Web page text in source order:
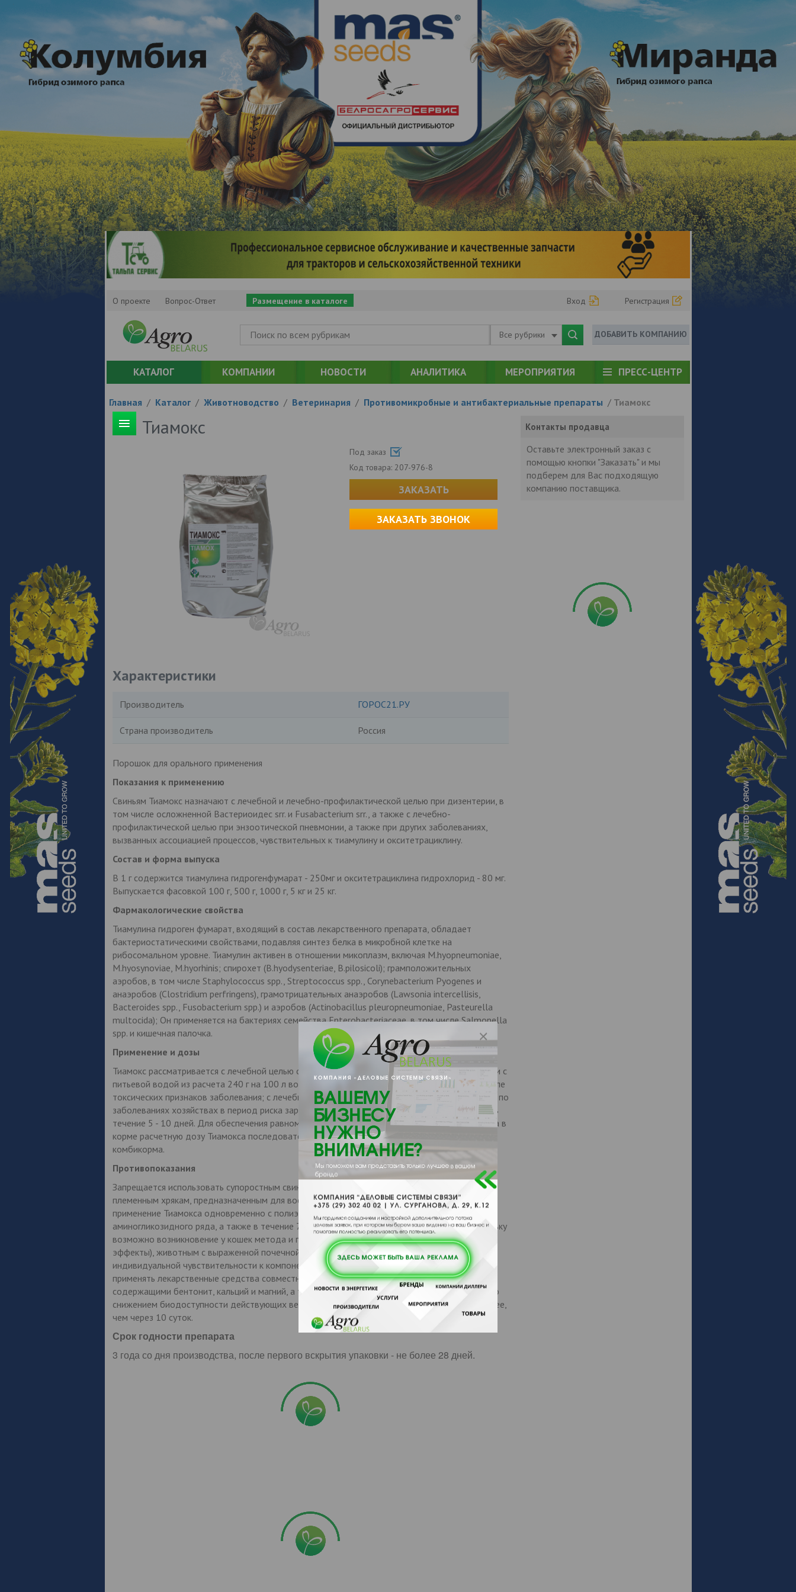
О проекте Вопрос-Ответ Размещение в каталоге Вход Регистрация
Все рубрики ДОБАВИТЬ КОМПАНИЮ
КАТАЛОГ КОМПАНИИ НОВОСТИ АНАЛИТИКА МЕРОПРИЯТИЯ ПРЕСС-ЦЕНТР
Главная / Каталог / Животноводство / Ветеринария / Противомикробные и антибактериальные препараты / Тиамокс
Тиамокс
Под заказ
Код товара: 207-976-8
ЗАКАЗАТЬ
ЗАКАЗАТЬ ЗВОНОК
Характеристики
Производитель ГОРОС21.РУ
Страна производитель Россия
Порошок для орального применения
Показания к применению
Свиньям Тиамокс назначают с лечебной и лечебно-профилактической целью при дизентерии, в
том числе осложненной Вастериоидес srr. и Fusabacterium srr., а также с лечебно-
профилактической целью при энзоотической пневмонии, а также при других заболеваниях,
вызванных ассоциацией процессов, чувствительных к тиамулину и окситетрациклину.
Состав и форма выпуска
В 1 г содержится тиамулина гидрогенфумарат - 250мг и окситетрациклина гидрохлорид - 80 мг.
Выпускается фасовкой 100 г, 500 г, 1000 г, 5 кг и 25 кг.
Фармакологические свойства
Тиамулина гидроген фумарат, входящий в состав лекарственного препарата, обладает
бактериостатическими свойствами, подавляя синтез белка в микробной клетке на
рибосомальном уровне. Тиамулин активен в отношении микоплазм, включая M.hyopneumoniae,
M.hyosynoviae, M.hyorhinis; спирохет (B.hyodysenteriae, B.pilosicoli); грамположительных
аэробов, в том числе Staphylococcus spp., Streptococcus spp., Corynebacterium Pyogenes и
анаэробов (Clostridium perfringens), грамотрицательных анаэробов (Lawsonia intercellisis,
Bacteroides spp., Fusobacterium spp.) и аэробов (Actinobacillus pleuropneumoniae, Pasteurella
multocida); Он применяется на бактериях семейства Enterobacteriaceae, в том числе Salmonella
spp. и кишечная палочка.
Применение и дозы
Тиамокс рассматривается с лечебной целью свиньям с кормом из расчета 5 кг на 1т корма или с
питьевой водой из расчета 240 г на 100 л воды в течение 3 - 5 дней, но не менее 2 дней после
токсических признаков заболевания; с лечебно-профилактической целью в неблагополучных по
заболеваниях хозяйствах в период риска заражения в терапевтической дозе для животных в
течение 5 - 10 дней. Для обеспечения равномерного распределения лекарственного средства в
корме расчетную дозу Тиамокса последовательно чередуют с 10 кг, 100 кг и 900 кг
комбикорма.
Противопоказания
Запрещается использовать супоростным свиноматкам в первом триместре беременности и
племенным хрякам, предназначенным для воспроизводства поголовья. Недопустимо
применение Тиамокса одновременно с полиэфирными ионофорами, антибиотиками
аминогликозидного ряда, а также в течение 7 дней до и 7 дней после их применения, поскольку
возможно возникновение у кошек метода и процедур (диарея, анорексия, нефротоксические
эффекты), животным с выраженной почечной и печеночной недостаточности и повышенной
индивидуальной чувствительности к компонентам лекарственного средства. Не следует
применять лекарственные средства совместно с препаратами и кормовыми добавками,
содержащими бентонит, кальций и магний, а также другие двухвалентные катионы, в связи со
снижением биодоступности действующих веществ. Убой свиней на мясо разрешается не ранее,
чем через 10 суток.
Срок годности препарата
3 года со дня производства, после первого вскрытия упаковки - не более 28 дней.
Контакты продавца
Оставьте электронный заказ с
помощью кнопки "Заказать" и мы
подберем для Вас подходящую
компанию поставщика.